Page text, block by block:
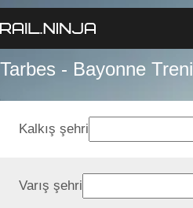
Tarbes - Bayonne Treni
Kalkış şehri
Varış şehri